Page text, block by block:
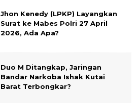
Jhon Kenedy (LPKP) Layangkan
Surat ke Mabes Polri 27 April
2026, Ada Apa?
Duo M Ditangkap, Jaringan
Bandar Narkoba Ishak Kutai
Barat Terbongkar?